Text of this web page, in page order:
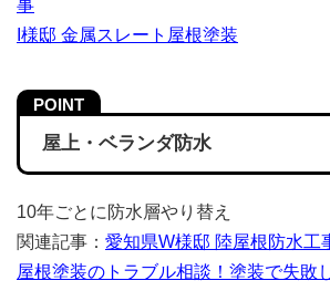
事
I様邸 金属スレート屋根塗装
屋上・ベランダ防水
10年ごとに防水層やり替え
関連記事： 愛知県W様邸 陸屋根防水工
屋根塗装のトラブル相談！塗装で失敗